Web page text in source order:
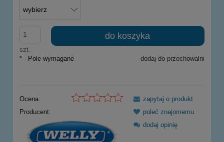
szt.
do koszyka
dodaj do przechowalni
* - Pole wymagane
Ocena:
Producent:
zapytaj o produkt
poleć znajomemu
dodaj opinię